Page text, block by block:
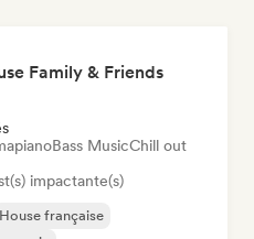
Family & Friends
Bass MusicChill out
impactante(s)
House française